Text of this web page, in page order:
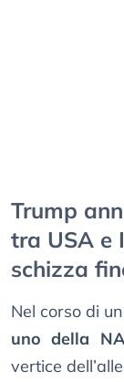
Trump
tra USA e
schizza
Nel corso di
uno della
vertice